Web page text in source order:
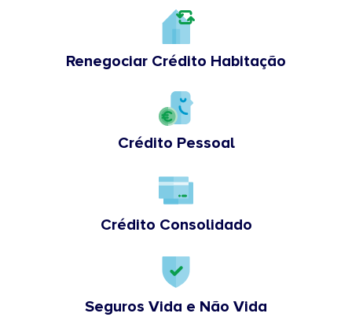
Renegociar Crédito Habitação
Crédito Pessoal
Crédito Consolidado
Seguros Vida e Não Vida